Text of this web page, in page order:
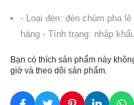
- Loại đèn: đèn chùm pha
hàng - Tình trạng: nhập
Bạn có thích sản phẩm này
giờ và theo dõi sản phẩm.